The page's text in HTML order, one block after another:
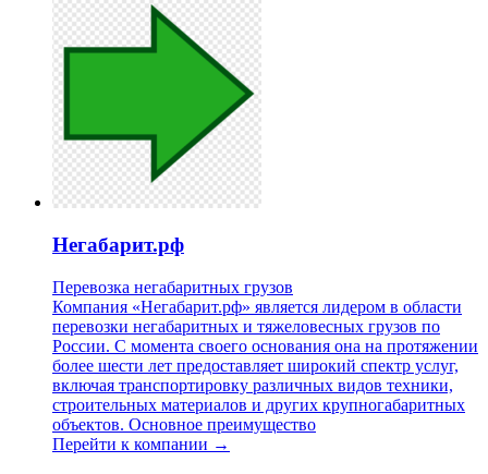
Негабарит.рф
Перевозка негабаритных грузов
Компания «Негабарит.рф» является лидером в области
перевозки негабаритных и тяжеловесных грузов по
России. С момента своего основания она на протяжении
более шести лет предоставляет широкий спектр услуг,
включая транспортировку различных видов техники,
строительных материалов и других крупногабаритных
объектов. Основное преимущество
Перейти к компании →